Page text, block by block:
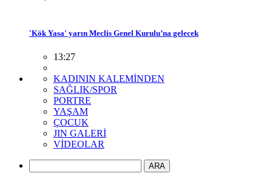
'Kök Yasa' yarın Meclis Genel Kurulu’na gelecek
13:27
KADININ KALEMİNDEN
SAĞLIK/SPOR
PORTRE
YAŞAM
ÇOCUK
JIN GALERİ
VİDEOLAR
ARA